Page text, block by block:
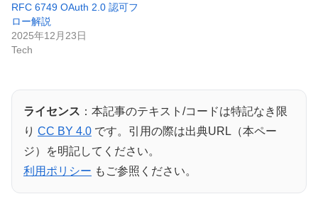
RFC 6749 OAuth 2.0 認可フ
ロー解説
2025年12月23日
Tech
ライセンス ：本記事のテキスト/コードは特記なき限
り CC BY 4.0 です。引用の際は出典URL（本ペー
ジ）を明記してください。
利用ポリシー もご参照ください。